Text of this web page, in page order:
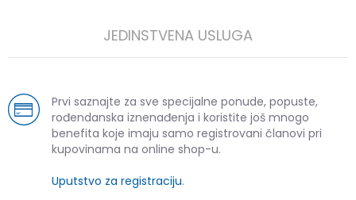
JEDINSTVENA USLUGA
Prvi saznajte za sve specijalne ponude, popuste,
rođendanska iznenađenja i koristite još mnogo
benefita koje imaju samo registrovani članovi pri
kupovinama na online shop-u.
Uputstvo za registraciju.